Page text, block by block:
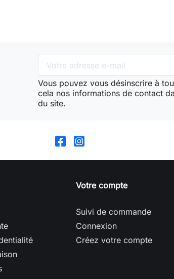
Vous pouvez vous désinscrire à
cela nos informations de contact
du site.
Votre compte
Suivi de commande
Connexion
Créez votre compte